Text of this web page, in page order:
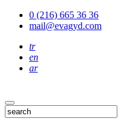
0 (216) 665 36 36
mail@evagyd.com
tr
en
ar